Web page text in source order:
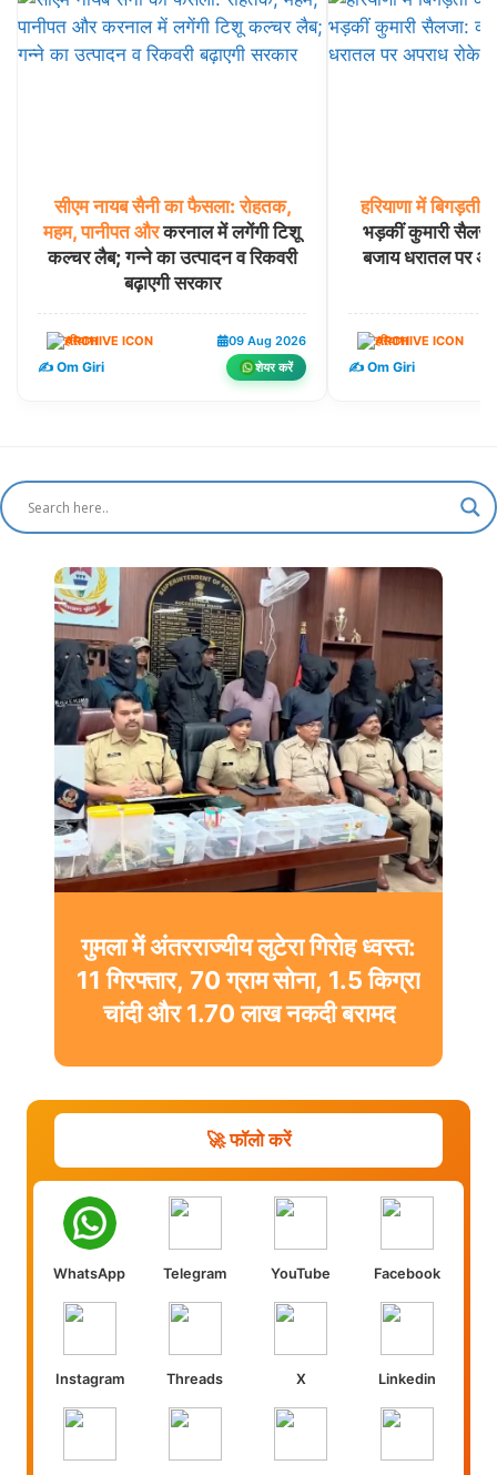
सीएम नायब सैनी का फैसला: रोहतक,
महम, पानीपत औरकरनाल में लगेंगी टिशू
कल्चर लैब; गन्ने का उत्पादन व रिकवरी
बढ़ाएगी सरकार
हरियाणा 09 Aug 2026
✍️ Om Giri शेयर करें
हरियाणा में बिगड़ती
भड़कीं कुमारी
बजाय धरातल पर
हरियाणा
✍️ Om Giri
गुमला में अंतरराज्यीय लुटेरा गिरोह ध्वस्त:
11 गिरफ्तार, 70 ग्राम सोना, 1.5 किग्रा
चांदी और 1.70 लाख नकदी बरामद
🚀 फॉलो करें
WhatsApp Telegram YouTube Facebook
Instagram Threads X Linkedin